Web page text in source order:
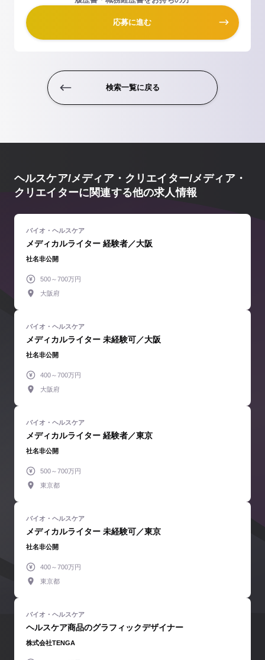
応募に進む
検索一覧に戻る
ヘルスケア/メディア・クリエイター/メディア・
クリエイターに関連する他の求人情報
メディカルライター 経験者／大阪
社名非公開
500～700万円
大阪府
メディカルライター 未経験可／大阪
社名非公開
400～700万円
大阪府
メディカルライター 経験者／東京
社名非公開
500～700万円
東京都
メディカルライター 未経験可／東京
社名非公開
400～700万円
東京都
ヘルスケア商品のグラフィックデザイナー
株式会社TENGA